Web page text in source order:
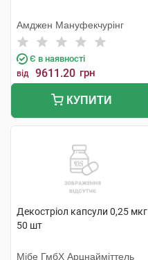
Амджен Мануфекчурінг
Є в наявності
від 9611.20 грн
КУПИТИ
Декостріол капсули 0,25 мкг
50 шт
Мібе ГмбХ Арцнайміттель